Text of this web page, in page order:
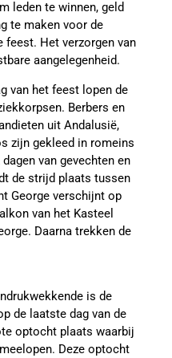
leden te winnen, geld
te maken voor de
Het verzorgen van
aangelegenheid.
van het feest lopen de
Berbers en
uit Andalusië,
zijn gekleed in romeins
van gevechten en
de strijd plaats tussen
George verschijnt op
van het Kasteel
Daarna trekken de
is de
de laatste dag van de
optocht plaats waarbij
Deze optocht